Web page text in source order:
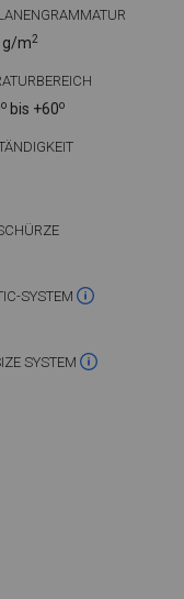
g/m2
o bis +60o
SYSTEM
SYSTEM